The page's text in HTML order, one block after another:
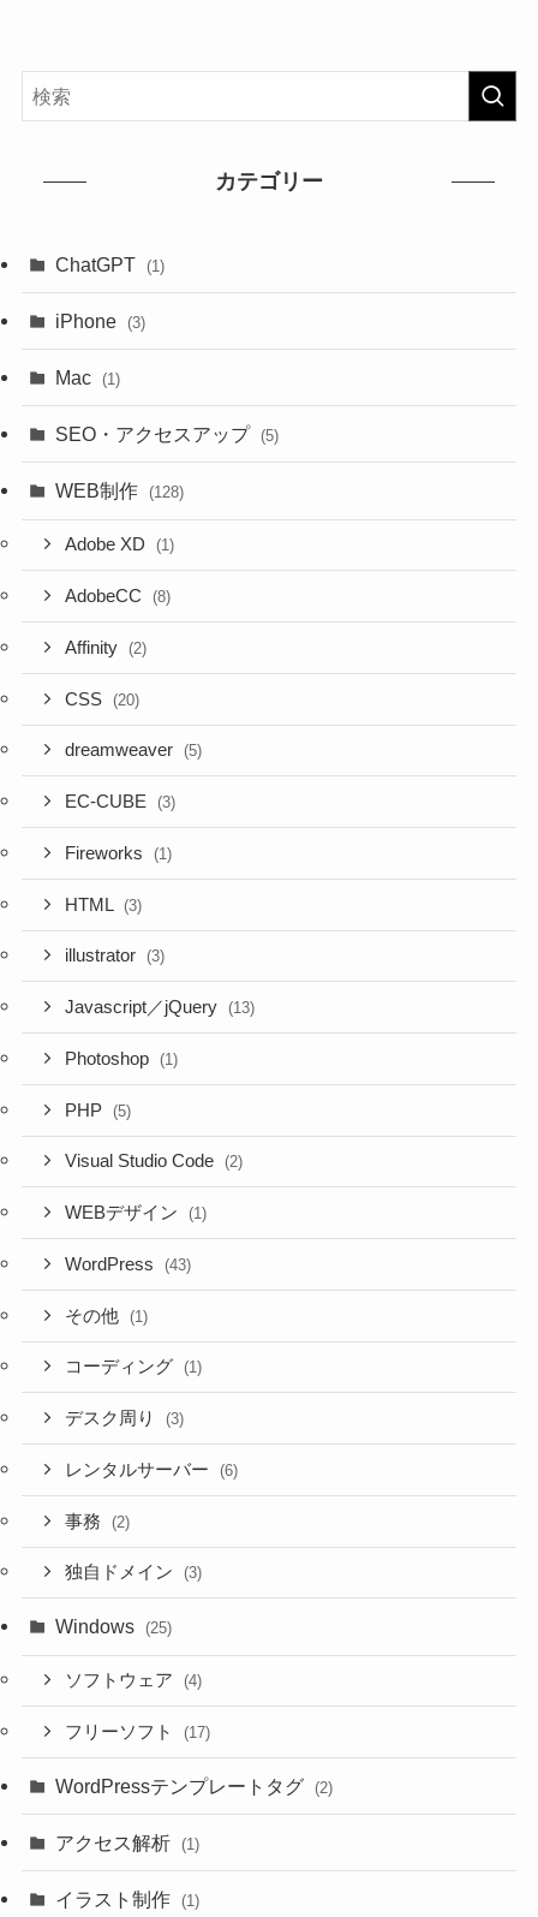
カテゴリー
ChatGPT (1)
iPhone (3)
Mac (1)
SEO・アクセスアップ (5)
WEB制作 (128)
Adobe XD (1)
AdobeCC (8)
Affinity (2)
CSS (20)
dreamweaver (5)
EC-CUBE (3)
Fireworks (1)
HTML (3)
illustrator (3)
Javascript／jQuery (13)
Photoshop (1)
PHP (5)
Visual Studio Code (2)
WEBデザイン (1)
WordPress (43)
その他 (1)
コーディング (1)
デスク周り (3)
レンタルサーバー (6)
事務 (2)
独自ドメイン (3)
Windows (25)
ソフトウェア (4)
フリーソフト (17)
WordPressテンプレートタグ (2)
アクセス解析 (1)
イラスト制作 (1)